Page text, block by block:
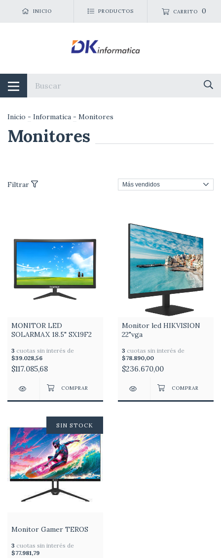
INICIO PRODUCTOS CARRITO 0
Inicio - Informatica - Monitores
Monitores
Filtrar
MONITOR LED
SOLARMAX 18.5" SX19F2
3 cuotas sin interés de
$39.028,56
$117.085,68
Monitor led HIKVISION
22"vga
3 cuotas sin interés de
$78.890,00
$236.670,00
SIN STOCK
Monitor Gamer TEROS
3 cuotas sin interés de
$77.981,79